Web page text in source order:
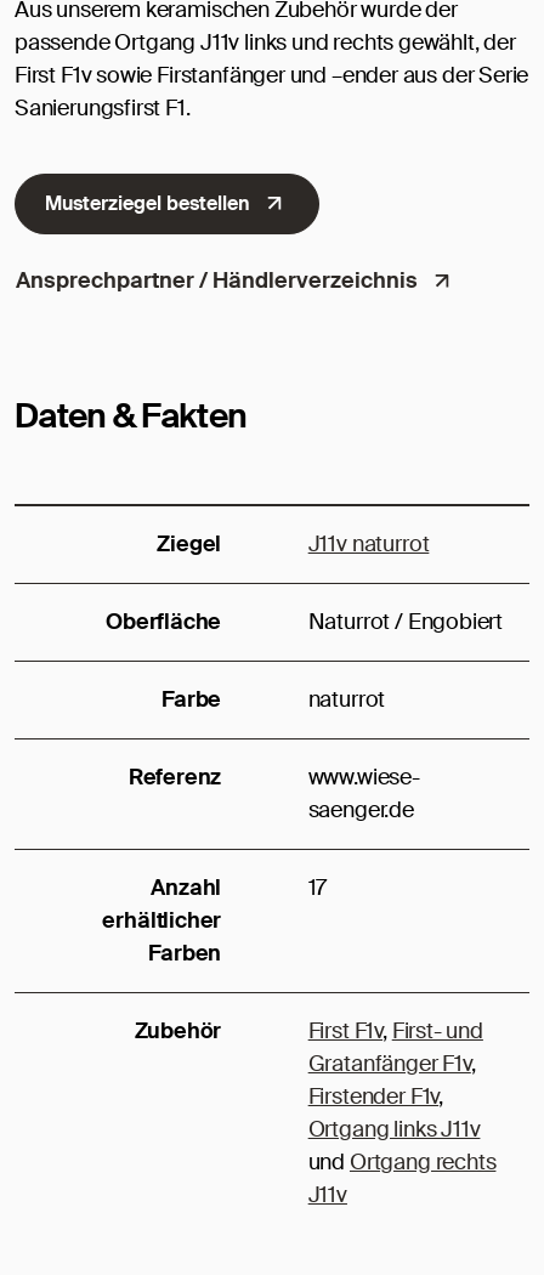
Aus unserem keramischen Zubehör wurde der
passende Ortgang J11v links und rechts gewählt, der
First F1v sowie Firstanfänger und –ender aus der Serie
Sanierungsfirst F1.
Musterziegel bestellen
Ansprechpartner / Händlerverzeichnis
Daten & Fakten
Ziegel J11v naturrot
Oberfläche Naturrot / Engobiert
Farbe naturrot
Referenz
www.wiese-
saenger.de
Anzahl
erhältlicher
Farben
17
Zubehör First F1v, First- und
Gratanfänger F1v,
Firstender F1v,
Ortgang links J11v
und Ortgang rechts
J11v